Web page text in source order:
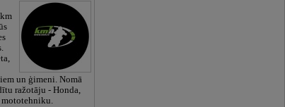
un ģimeni. Nomā
ražotāju - Honda,